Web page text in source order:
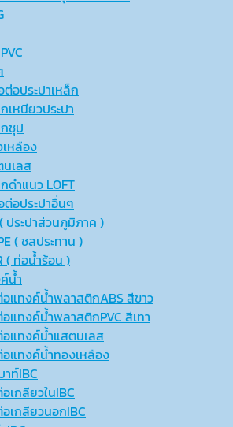
อประปาเหล็ก
เหนียวประปา
ชุป
หลือง
เลส
ดำแนว LOFT
อประปาอื่นๆ
ประปาส่วนภูมิภาค )
( ชลประทาน )
( ท่อน้ำร้อน )
น้ำ
แทงค์น้ำพลาสติกABS สีขาว
แทงค์น้ำพลาสติกPVC สีเทา
แทงค์น้ำแสตนเลส
แทงค์น้ำทองเหลือง
ท์IBC
เกลียวในIBC
เกลียวนอกIBC